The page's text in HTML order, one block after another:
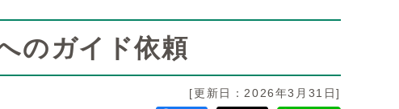
のガイド依頼
[更新日：2026年3月31日]